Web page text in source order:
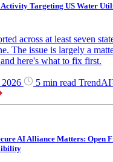
Targeting US Water
across at least seven
The issue is largely a
here's what to fix first.
5 min read
AI Alliance Matters: Open